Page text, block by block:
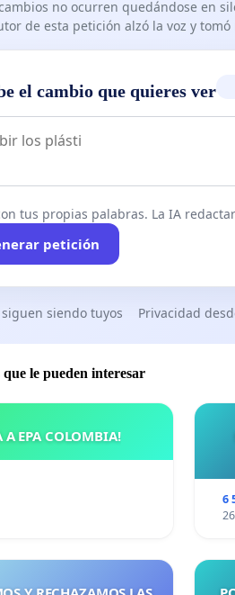
no ocurren quedándose en
de esta petición alzó la voz y
el cambio que quieres ver
tus propias palabras. La IA
petición
siendo tuyos Privacidad
le pueden interesar
A EPA COLOMBIA!
6